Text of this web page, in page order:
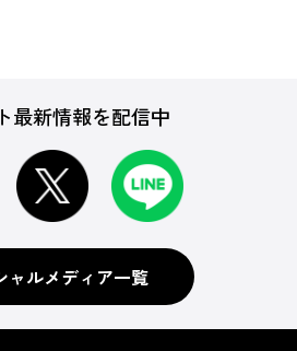
最新情報を配信中
ャルメディア一覧